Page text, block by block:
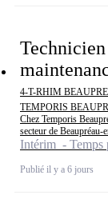
4-T-RHIM
TEMPORIS
Chez Temporis
secteur de Beaupréau-
Intérim - Temps
Publié il y a 6 jours